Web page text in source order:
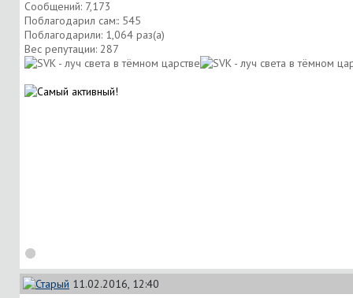
Сообщений: 7,173
Поблагодарил сам:: 545
Поблагодарили: 1,064 раз(а)
Вес репутации: 287
11.02.2016, 12:40